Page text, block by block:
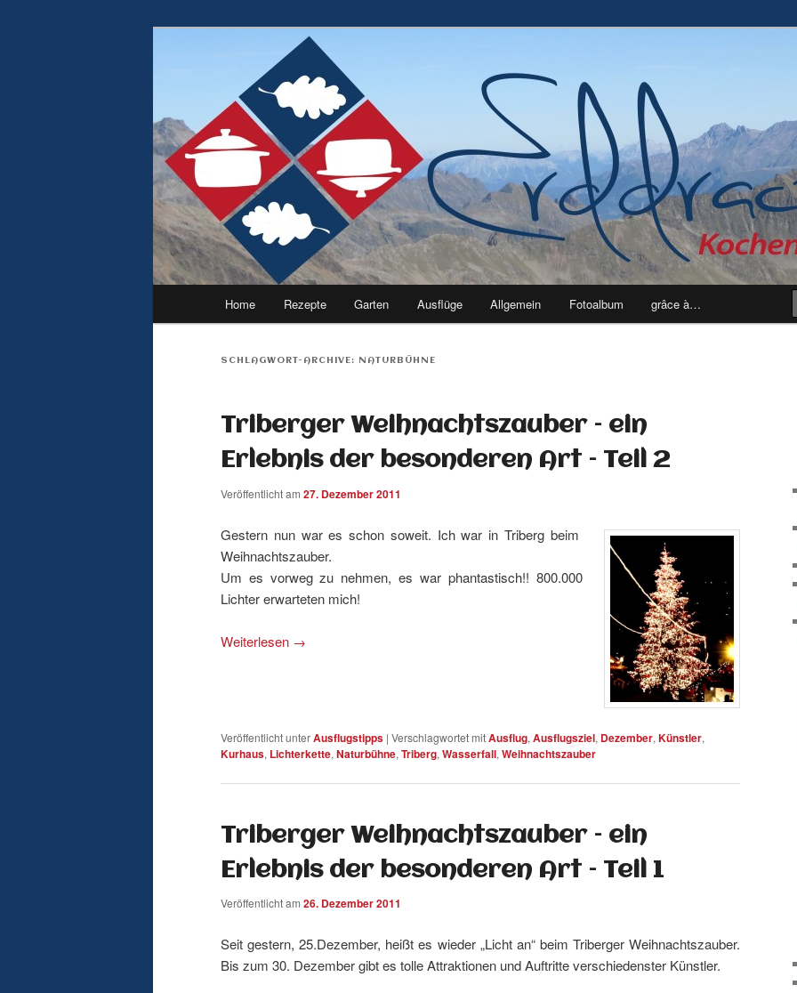
erddrache
kochen, backen, garten – leben eben
Zum
Zum
wechseln
Home Rezepte Garten Ausflüge Allgemein Fotoalbum grâce à…
SCHLAGWORT-ARCHIVE: NATURBÜHNE
Triberger Weihnachtszauber – ein
Erlebnis der besonderen Art – Teil 2
Veröffentlicht am 27. Dezember 2011
Gestern nun war es schon soweit. Ich war in Triberg beim
Weihnachtszauber.
Um es vorweg zu nehmen, es war phantastisch!! 800.000
Lichter erwarteten mich!
Weiterlesen →
Veröffentlicht unterAusflugstipps | Verschlagwortet mitAusflug, Ausflugsziel, Dezember, Künstler,
Kurhaus, Lichterkette, Naturbühne, Triberg, Wasserfall, Weihnachtszauber
Triberger Weihnachtszauber – ein
Erlebnis der besonderen Art – Teil 1
Veröffentlicht am 26. Dezember 2011
Seit gestern, 25.Dezember, heißt es wieder „Licht an“ beim Triberger Weihnachtszauber.
Bis zum 30. Dezember gibt es tolle Attraktionen und Auftritte verschiedenster Künstler.